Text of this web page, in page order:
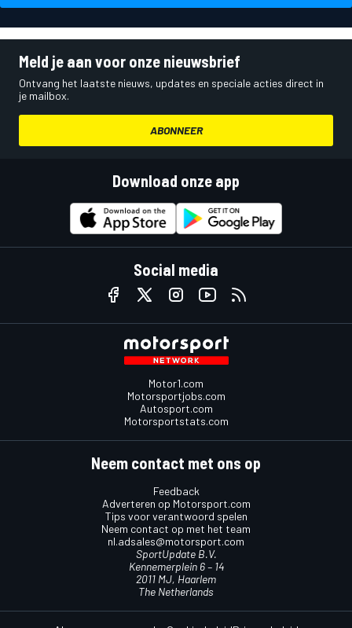
Meld je aan voor onze nieuwsbrief
Ontvang het laatste nieuws, updates en speciale acties direct in
je mailbox.
ABONNEER
Download onze app
Social media
Motor1.com
Motorsportjobs.com
Autosport.com
Motorsportstats.com
Neem contact met ons op
Feedback
Adverteren op Motorsport.com
Tips voor verantwoord spelen
Neem contact op met het team
nl.adsales@motorsport.com
SportUpdate B.V.
Kennemerplein 6 – 14
2011 MJ, Haarlem
The Netherlands